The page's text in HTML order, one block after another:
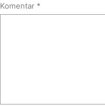
Komentar *